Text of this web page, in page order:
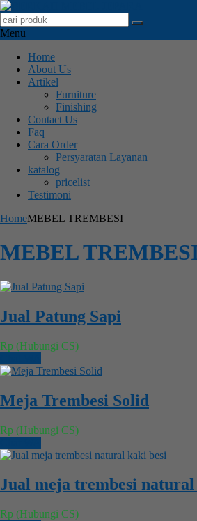
Menu
Home
About Us
Artikel
Furniture
Finishing
Contact Us
Faq
Cara Order
Persyaratan Layanan
katalog
pricelist
Testimoni
HomeMEBEL TREMBESI
MEBEL
Jual Patung Sapi
Rp (Hubungi CS)
Meja Trembesi Solid
Rp (Hubungi CS)
Jual meja trembesi
Rp (Hubungi CS)